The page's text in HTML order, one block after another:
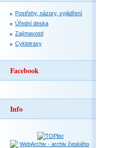
Postřehy, názory, vyjádření
Úřední deska
Zajímavosti
Cyklotrasy
Facebook
Info